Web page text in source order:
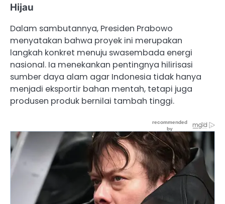
Hijau
Dalam sambutannya, Presiden Prabowo
menyatakan bahwa proyek ini merupakan
langkah konkret menuju swasembada energi
nasional. Ia menekankan pentingnya hilirisasi
sumber daya alam agar Indonesia tidak hanya
menjadi eksportir bahan mentah, tetapi juga
produsen produk bernilai tambah tinggi.